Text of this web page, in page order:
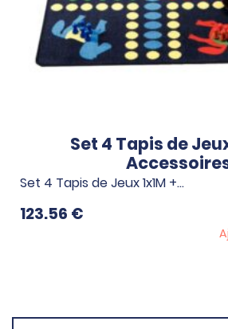
Set 4 Tapis de
Set 4 Tapis de Jeux 1x1M +…
123.56 €